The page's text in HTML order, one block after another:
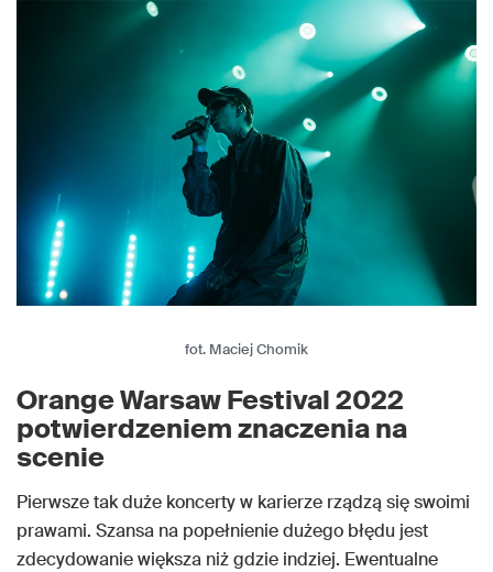
fot. Maciej Chomik
Orange Warsaw Festival 2022
potwierdzeniem znaczenia na
scenie
Pierwsze tak duże koncerty w karierze rządzą się swoimi
prawami. Szansa na popełnienie dużego błędu jest
zdecydowanie większa niż gdzie indziej. Ewentualne